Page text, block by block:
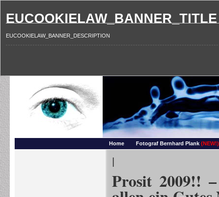
EUCOOKIELAW_BANNER_TITLE
EUCOOKIELAW_BANNER_DESCRIPTION
Home Fotograf Bernhard Plank (NEW!)
|
Prosit 2009!!